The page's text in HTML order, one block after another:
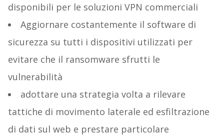
disponibili per le soluzioni VPN commerciali
Aggiornare costantemente il software di
sicurezza su tutti i dispositivi utilizzati per
evitare che il ransomware sfrutti le
vulnerabilità
adottare una strategia volta a rilevare
tattiche di movimento laterale ed esfiltrazione
di dati sul web e prestare particolare